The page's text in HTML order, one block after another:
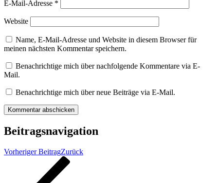
E-Mail-Adresse *
Website
Name, E-Mail-Adresse und Website in diesem Browser für
meinen nächsten Kommentar speichern.
Benachrichtige mich über nachfolgende Kommentare via E-
Mail.
Benachrichtige mich über neue Beiträge via E-Mail.
Beitragsnavigation
Vorheriger BeitragZurück